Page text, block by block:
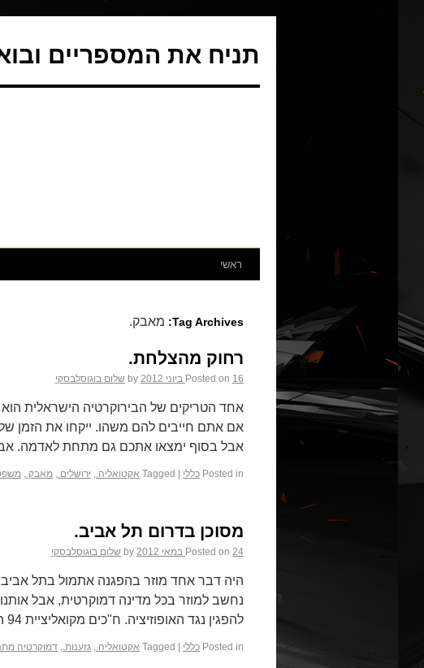
תניח את המספריים
ראשי
Tag Archives: מאבק.
רחוק מהצלחת.
Posted on 16 ביוני 2012 by שלום בוגוסלבסקי
אחד הטריקים של הבירוקרטיה הישראלית
אם אתם חייבים להם משהו. ייקחו את הזמן
אבל בסוף ימצאו אתכם גם מתחת לאדמה.
Posted in כללי Tagged אקטואליה., ירושלים., מאבק.,
מסוכן בדרום תל אביב.
Posted on 24 במאי 2012 by שלום בוגוסלבסקי
היה דבר אחד מוזר בהפגנה אתמול בתל
נחשב למוזר בכל מדינה דמוקרטית, אבל
להפגין נגד האופוזיציה. ח"כים מקואליציית 94 הח"כים פלוס נציגי …
Posted in כללי Tagged אקטואליה., גזענות., דמוקרטיה